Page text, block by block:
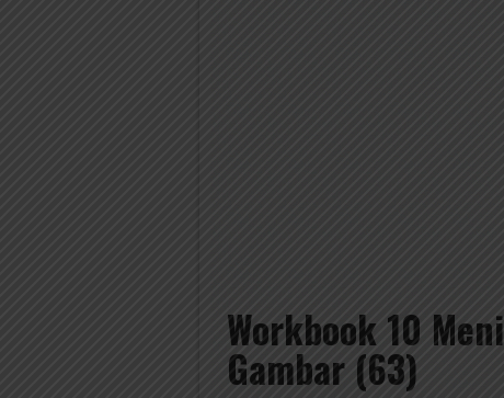
Workbook 10
Gambar (63)